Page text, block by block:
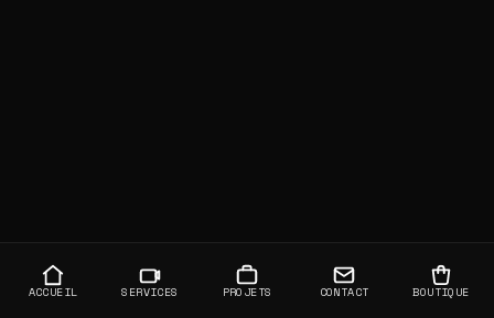
ACCUEIL SERVICES PROJETS CONTACT BOUTIQUE